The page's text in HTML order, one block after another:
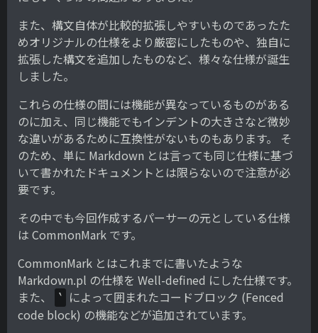
また、構文自体が比較的拡張しやすいものであったた
めオリジナルの仕様をより厳密にしたものや、独自に
拡張した構文を追加したものなど、様々な仕様が誕生
しました。
これらの仕様の間には機能が異なっているものがある
のに加え、同じ機能でもインデントの大きさなど微妙
な違いがあるために互換性がないものもあります。 そ
のため、単に Markdown とは言っても同じ仕様に基づ
いて書かれたドキュメントとは限らないので注意が必
要です。
その中でも今回作成するパーサーの元としている仕様
は CommonMark です。
CommonMark とはこれまでに書いたような
Markdown.pl の仕様を Well-defined にした仕様です。
また、
` によって囲まれたコードブロック (Fenced
code block) の機能などが追加されています。